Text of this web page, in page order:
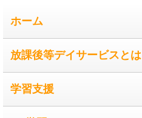
ホーム
放課後等デイサービスとは
学習支援